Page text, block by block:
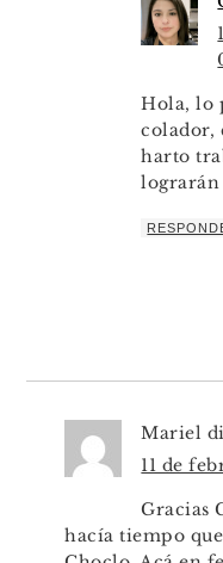
Hola, lo
colador,
harto
Mariel
11 de
Gracias
hacía tiempo